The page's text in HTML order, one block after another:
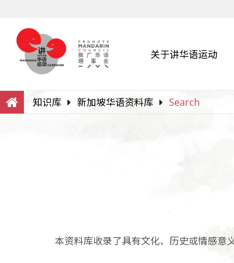
关于讲华语运动
Search
知识库 新加坡华语资料库 Search
本资料库收录了具有文化、历史或情感意